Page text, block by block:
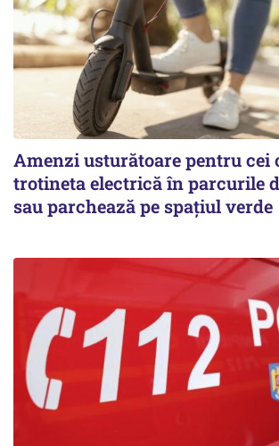
Amenzi usturătoare pentru cei
trotineta electrică în parcurile
sau parchează pe spațiul verde